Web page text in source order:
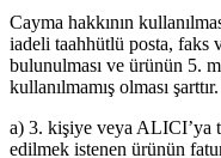
Cayma hakkının
iadeli taahhütlü posta, faks
bulunulması ve ürünün 5.
kullanılmamış olması
a) 3. kişiye veya ALICI’ya
edilmek istenen ürünün